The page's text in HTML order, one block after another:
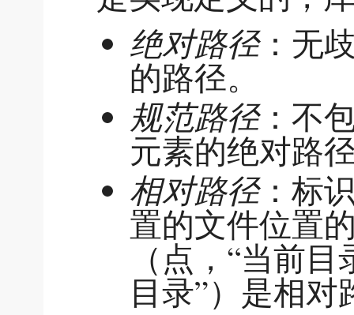
绝对路径：无
的路径。
规范路径：不
元素的绝对路
相对路径：标
置的文件位置
（点，“当前
目录”）是相对